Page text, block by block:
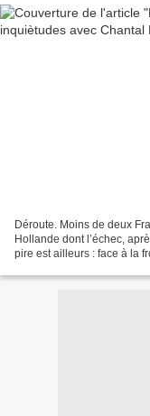
Déroute. Moins de deux
Hollande dont l’échec,
pire est ailleurs : face à la